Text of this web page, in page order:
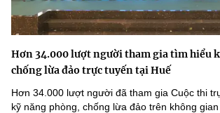
Hơn 34.000 lượt người tham gia tìm hiểu
chống lừa đảo trực tuyến tại Huế
Hơn 34.000 lượt người đã tham gia Cuộc thi
kỹ năng phòng, chống lừa đảo trên không gian